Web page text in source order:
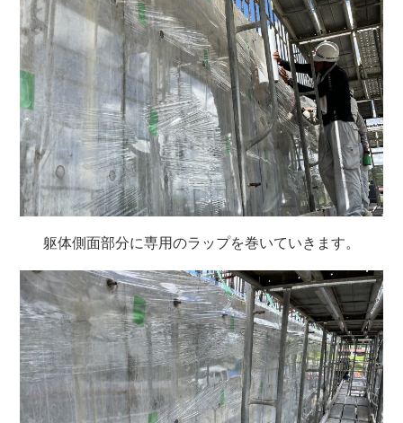
躯体側面部分に専用のラップを巻いていきます。